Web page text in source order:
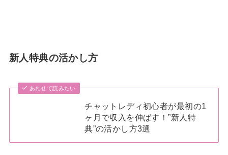
新人特典の活かし方
あわせて読みたい
チャットレディ初心者が最初の1
ヶ月で収入を伸ばす！”新人特
典”の活かし方3選